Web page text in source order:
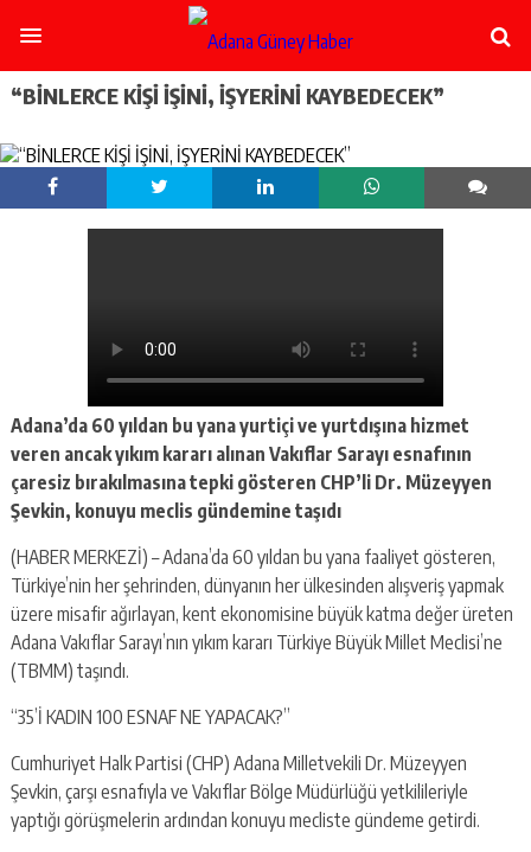
escort
ataşehir
escort
kadıköy
taksim
escort
beşiktaş
kartal
escort
maltepe
escort
“BİNLERCE KİŞİ İŞİNİ, İŞYERİNİ KAYBEDECEK”
Adana’da 60 yıldan bu yana yurtiçi ve yurtdışına hizmet
veren ancak yıkım kararı alınan Vakıflar Sarayı esnafının
çaresiz bırakılmasına tepki gösteren CHP’li Dr. Müzeyyen
Şevkin, konuyu meclis gündemine taşıdı
(HABER MERKEZİ) – Adana’da 60 yıldan bu yana faaliyet gösteren,
Türkiye’nin her şehrinden, dünyanın her ülkesinden alışveriş yapmak
üzere misafir ağırlayan, kent ekonomisine büyük katma değer üreten
Adana Vakıflar Sarayı’nın yıkım kararı Türkiye Büyük Millet Meclisi’ne
(TBMM) taşındı.
“35’İ KADIN 100 ESNAF NE YAPACAK?”
Cumhuriyet Halk Partisi (CHP) Adana Milletvekili Dr. Müzeyyen
Şevkin, çarşı esnafıyla ve Vakıflar Bölge Müdürlüğü yetkilileriyle
yaptığı görüşmelerin ardından konuyu mecliste gündeme getirdi.